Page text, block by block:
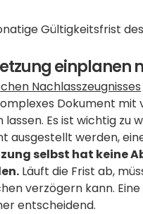
Gültigkeitsfrist
einplanen
Nachlasszeugnisses
Dokument mit
Es ist wichtig zu
ausgestellt werden,
selbst hat keine
Läuft die Frist ab,
verzögern kann.
entscheidend.